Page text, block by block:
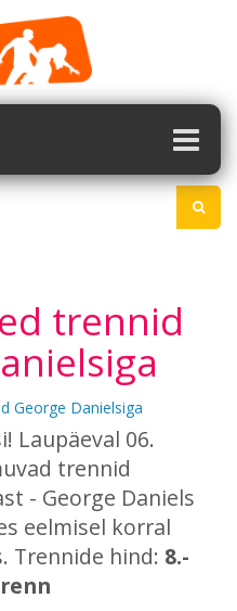
trennid
Laupäeval 06.
trennid
- George Daniels
eelmisel korral
Trennide hind: 8.-